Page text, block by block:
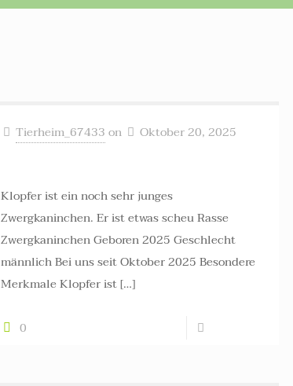
Tierheim_67433on
Oktober 20, 2025
Klopfer ist ein noch sehr junges
Zwergkaninchen. Er ist etwas scheu Rasse
Zwergkaninchen Geboren 2025 Geschlecht
männlich Bei uns seit Oktober 2025 Besondere
Merkmale Klopfer ist[…]
0